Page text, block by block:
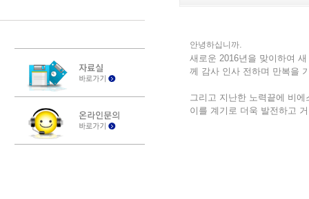
안녕하십니까.
새로운 2016년을 맞이하여 새
께 감사 인사 전하며 만복을
그리고 지난한 노력끝에 비에
이를 계기로 더욱 발전하고